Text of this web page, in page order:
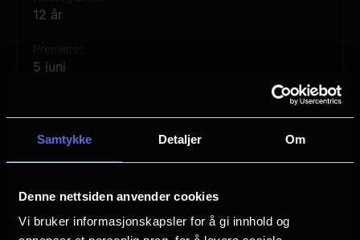
Samtykke Detaljer Om
Denne nettsiden anvender cookies
Vi bruker informasjonskapsler for å gi innhold og
12 år
5 juni
2 timer 20 min
Vurdering: (134 stemmer 75.03%)
sin egen fortid – og tre frem som He-Man:
MASTERS OF THE UNIVERSE er regissert
av Travis Knight, og har Nicholas Galitzine,
Camila Mendes, Idris Elba og Jared Leto i
sentrale roller.